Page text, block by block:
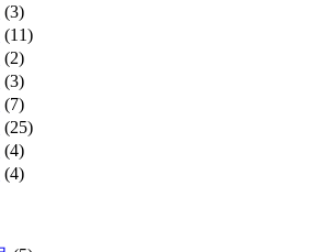
(3)
(11)
(2)
(3)
(7)
(25)
(4)
(4)